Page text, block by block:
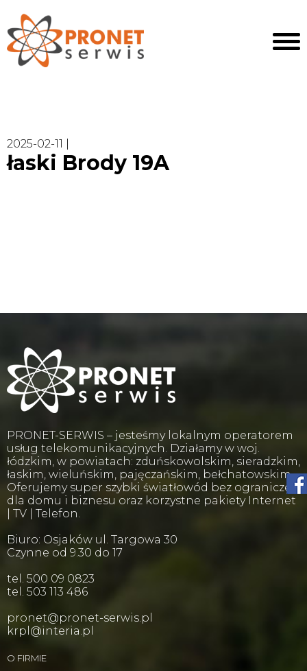
2025-02-11 |
łaski Brody 19A
PRONET-SERWIS – jesteśmy lokalnym operatorem
usług telekomunikacyjnych. Działamy w woj.
łódzkim, w powiatach: zduńskowolskim, sieradzkim,
łaskim, wieluńskim, pajęczańskim, bełchatowskim.
Oferujemy super szybki światłowód bez ograniczeń
dla domu i biznesu oraz korzystne pakiety Internet
| TV | Telefon.
Biuro: Osjaków ul. Targowa 30
Czynne od 9.30 do 17
tel. 500 09 0823
tel. 503 113 486
pronet@pronet-serwis.pl
krpl@interia.pl
O FIRMIE